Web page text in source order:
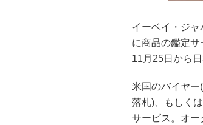
イーベイ・ジ
に商品の鑑定
11月25日から
米国のバイヤー
落札)、もしく
サービス。オ